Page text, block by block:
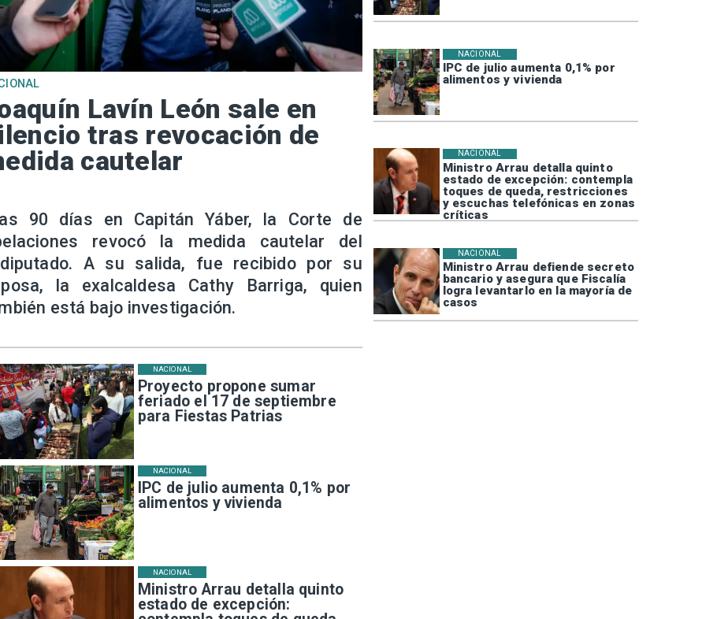
IPC de julio aumenta 0,1% por
alimentos y vivienda
NACIONAL
Ministro Arrau detalla quinto
estado de excepción: contempla
toques de queda, restricciones
y escuchas telefónicas en zonas
críticas
NACIONAL
Ministro Arrau defiende secreto
bancario y asegura que Fiscalía
logra levantarlo en la mayoría de
casos
NACIONAL
Proyecto propone sumar
feriado el 17 de septiembre
para Fiestas Patrias
NACIONAL
IPC de julio aumenta 0,1% por
alimentos y vivienda
NACIONAL
Ministro Arrau detalla quinto
estado de excepción:
NACIONAL
Lavín León sale en
tras revocación de
cautelar
90 días en Capitán Yáber, la Corte de
revocó la medida cautelar del
A su salida, fue recibido por su
la exalcaldesa Cathy Barriga, quien
está bajo investigación.